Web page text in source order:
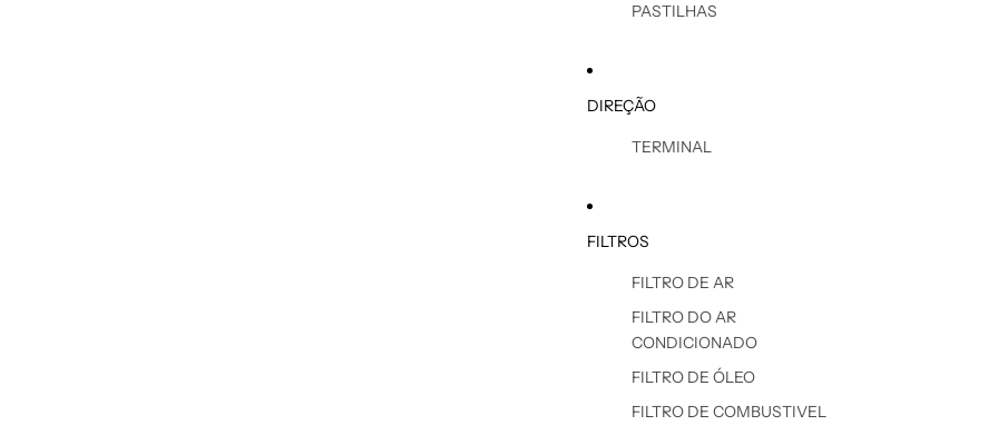
PASTILHAS
DIREÇÃO
TERMINAL
FILTROS
FILTRO DE AR
FILTRO DO AR
CONDICIONADO
FILTRO DE ÓLEO
FILTRO DE COMBUSTIVEL